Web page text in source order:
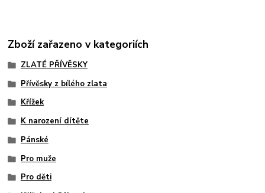
Zboží zařazeno v kategoriích
ZLATÉ PŘÍVĚSKY
Přívěsky z bílého zlata
Křížek
K narození dítěte
Pánské
Pro muže
Pro děti